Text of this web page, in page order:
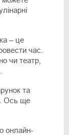
– це
час.
чи театр,
та
Ось ще
онлайн-